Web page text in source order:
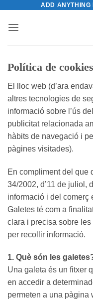
content
ADD ANYTHING
Política de cookies
El lloc web (d’ara
altres tecnologies de
informació sobre l’ús
publicitat relacionada
hàbits de navegació i
pàgines visitades).
En compliment del que
34/2002, d’11 de juliol,
informació i del comerç
Galetes té com a
clara i precisa sobre
per recollir informació.
1. Què són les
Una galeta és un fitxer
en accedir a
permeten a una pàgina